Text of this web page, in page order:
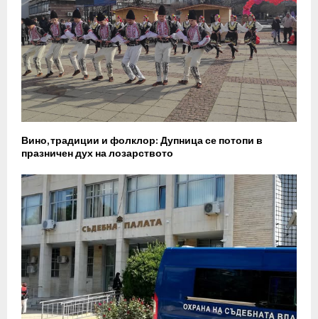
Вино, традиции и фолклор: Дупница се потопи в
празничен дух на лозарството